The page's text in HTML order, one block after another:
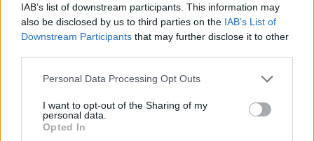
IAB’s list of downstream participants. This information may
also be disclosed by us to third parties on the IAB’s List of
Downstream Participants that may further disclose it to other
Please note that this website/app uses one or more Google
not limited to your visit or usage behaviour. You may click to
grant or deny consent to Google and its third-party tags to
use your data for below specified purposes in below Google
Personal Data Processing Opt Outs
I want to opt-out of the Sharing of my
personal data.
Opted In
Amióta a Microsoft elkezdte a makrók
alapértelmezett blokkolását az interneten
programok terjesztésére.